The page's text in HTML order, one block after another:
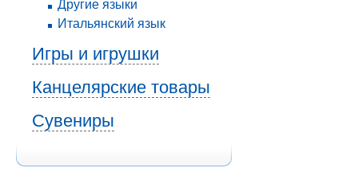
Другие языки
Итальянский язык
Игры и игрушки
Канцелярские товары
Сувениры